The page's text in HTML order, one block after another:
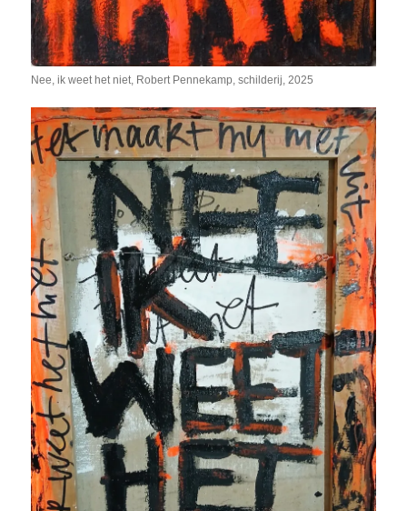
Nee, ik weet het niet, Robert Pennekamp, schilderij, 2025